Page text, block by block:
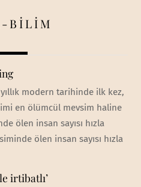
BİLİM
modern tarihinde ilk kez,
en ölümcül mevsim haline
ölen insan sayısı hızla
ölen insan sayısı hızla
irtibatlı’